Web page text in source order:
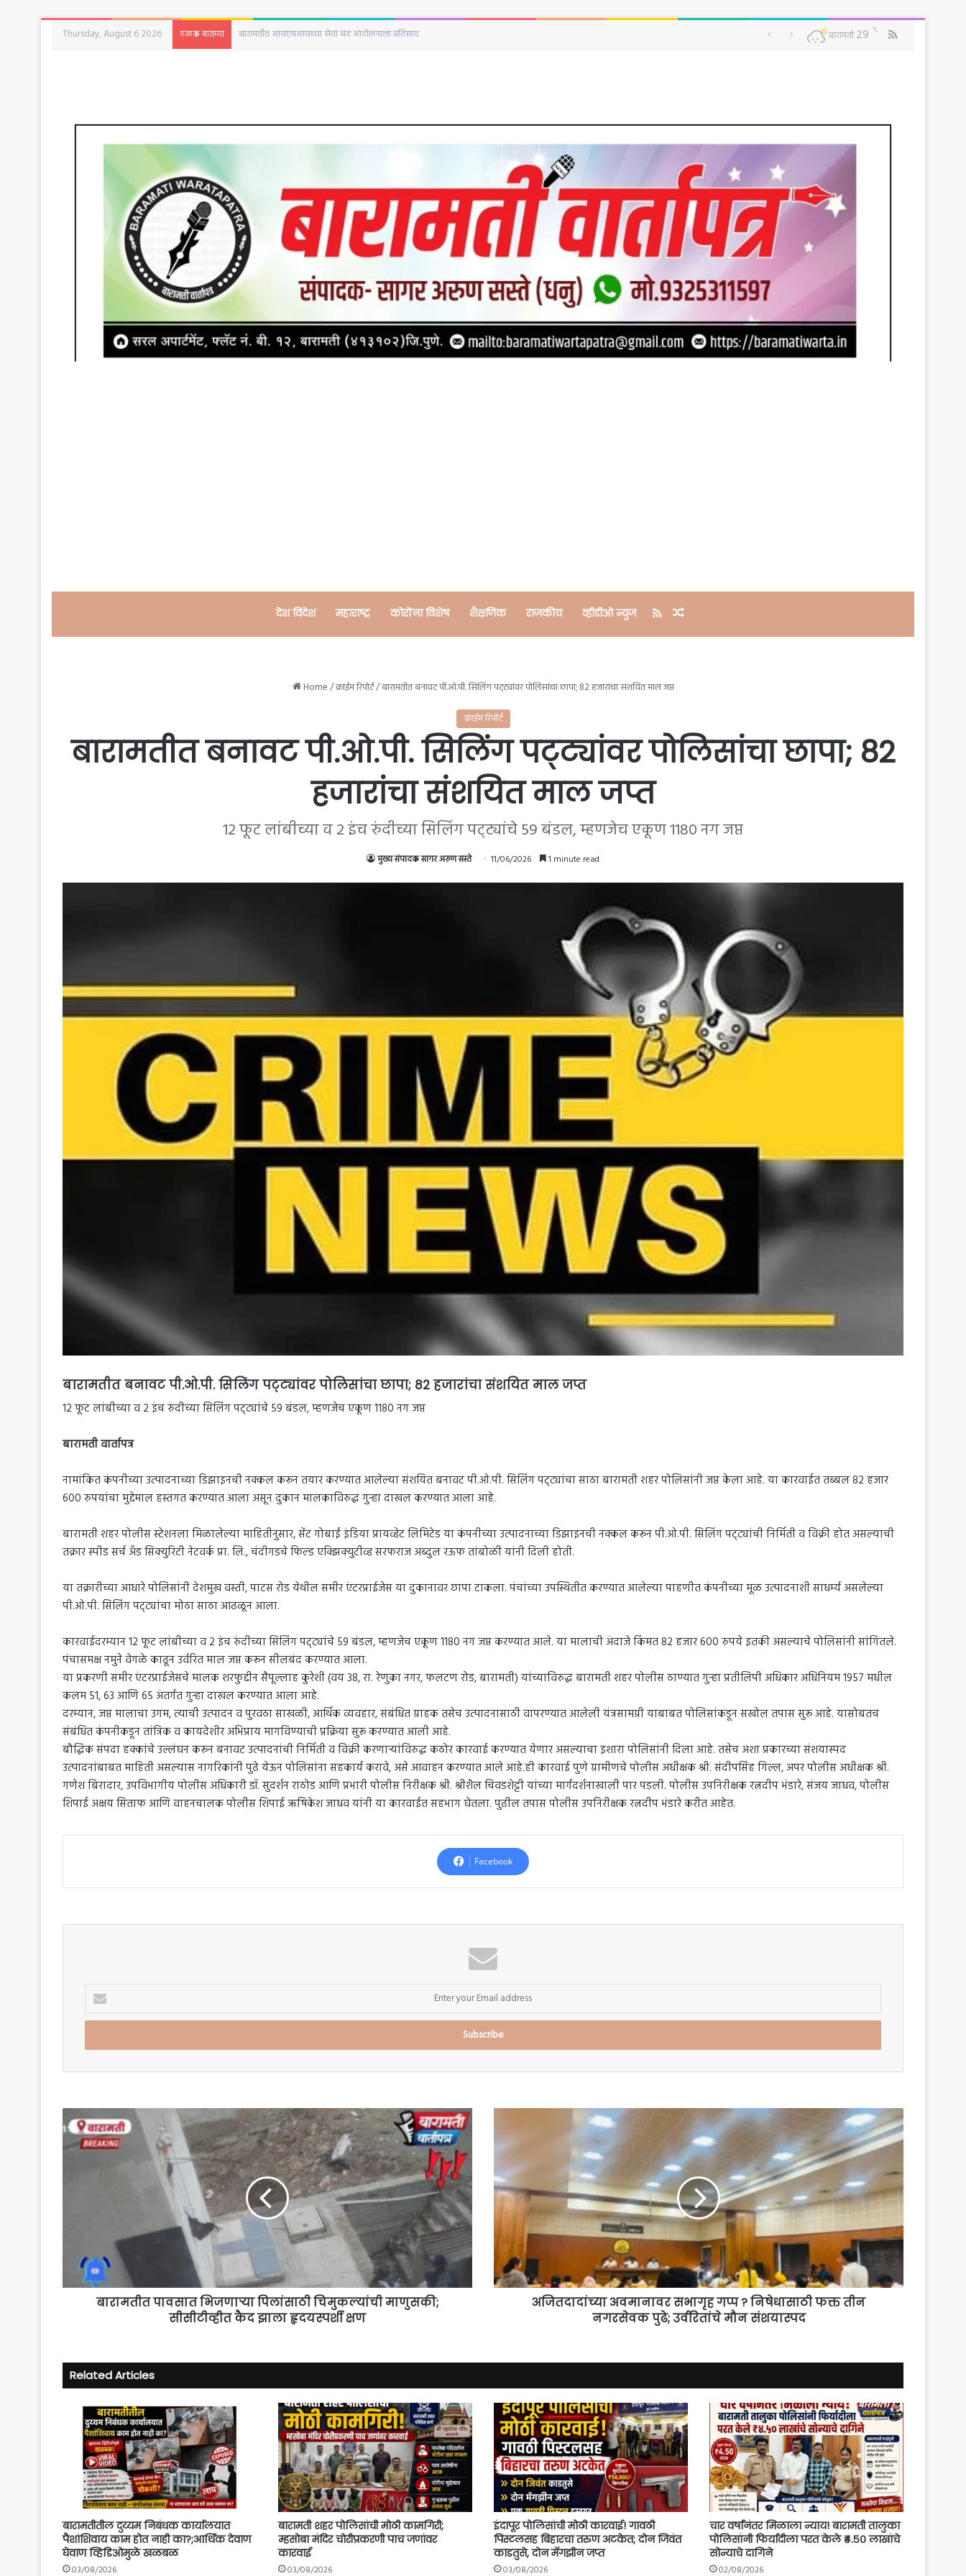
Thursday, August 6 2026 ठळक बातम्या सुनेत्रा पवार वादानंतर बारामतीतील राजकीय वाद अधिक चिघळला; नगराध्यक्षांनी माफी मागावी, काँग्रेसची भूमिका बारामती 29 ℃ RSS
देश विदेश महाराष्ट्र कोरोंना विशेष शैक्षणिक राजकीय व्हीडीओ न्युज RSS Random Article
Home/क्राईम रिपोर्ट/बारामतीत बनावट पी.ओ.पी. सिलिंग पट्ट्यांवर पोलिसांचा छापा; 82 हजारांचा संशयित माल जप्त
क्राईम रिपोर्ट
बारामतीत बनावट पी.ओ.पी. सिलिंग पट्ट्यांवर पोलिसांचा छापा; 82
हजारांचा संशयित माल जप्त
12 फूट लांबीच्या व 2 इंच रुंदीच्या सिलिंग पट्ट्यांचे 59 बंडल, म्हणजेच एकूण 1180 नग जप्त
मुख्य संपादक सागर अरुण सस्ते 11/06/2026 1 minute read
बारामतीत बनावट पी.ओ.पी. सिलिंग पट्ट्यांवर पोलिसांचा छापा; 82 हजारांचा संशयित माल जप्त
12 फूट लांबीच्या व 2 इंच रुंदीच्या सिलिंग पट्ट्यांचे 59 बंडल, म्हणजेच एकूण 1180 नग जप्त
बारामती वार्तापत्र
नामांकित कंपनीच्या उत्पादनाच्या डिझाइनची नक्कल करून तयार करण्यात आलेल्या संशयित बनावट पी.ओ.पी. सिलिंग पट्ट्यांचा साठा बारामती शहर पोलिसांनी जप्त केला आहे. या कारवाईत तब्बल 82 हजार
600 रुपयांचा मुद्देमाल हस्तगत करण्यात आला असून दुकान मालकाविरुद्ध गुन्हा दाखल करण्यात आला आहे.
बारामती शहर पोलीस स्टेशनला मिळालेल्या माहितीनुसार, सेंट गोबाईं इंडिया प्रायव्हेट लिमिटेड या कंपनीच्या उत्पादनाच्या डिझाइनची नक्कल करून पी.ओ.पी. सिलिंग पट्ट्यांची निर्मिती व विक्री होत असल्याची
तक्रार स्पीड सर्च अँड सिक्युरिटी नेटवर्क प्रा. लि., चंदीगडचे फिल्ड एक्झिक्युटीव्ह सरफराज अब्दुल रऊफ तांबोळी यांनी दिली होती.
या तक्रारीच्या आधारे पोलिसांनी देशमुख वस्ती, पाटस रोड येथील समीर एंटरप्राईजेस या दुकानावर छापा टाकला. पंचांच्या उपस्थितीत करण्यात आलेल्या पाहणीत कंपनीच्या मूळ उत्पादनाशी साधर्म्य असलेल्या
पी.ओ.पी. सिलिंग पट्ट्यांचा मोठा साठा आढळून आला.
कारवाईदरम्यान 12 फूट लांबीच्या व 2 इंच रुंदीच्या सिलिंग पट्ट्यांचे 59 बंडल, म्हणजेच एकूण 1180 नग जप्त करण्यात आले. या मालाची अंदाजे किंमत 82 हजार 600 रुपये इतकी असल्याचे पोलिसांनी सांगितले.
पंचासमक्ष नमुने वेगळे काढून उर्वरित माल जप्त करून सीलबंद करण्यात आला.
या प्रकरणी समीर एंटरप्राईजेसचे मालक शरफुद्दीन सैपूल्लाह कुरेशी (वय 38, रा. रेणुका नगर, फलटण रोड, बारामती) यांच्याविरुद्ध बारामती शहर पोलीस ठाण्यात गुन्हा प्रतीलिपी अधिकार अधिनियम 1957 मधील
कलम 51, 63 आणि 65 अंतर्गत गुन्हा दाखल करण्यात आला आहे.
दरम्यान, जप्त मालाचा उगम, त्याची उत्पादन व पुरवठा साखळी, आर्थिक व्यवहार, संबंधित ग्राहक तसेच उत्पादनासाठी वापरण्यात आलेली यंत्रसामग्री याबाबत पोलिसांकडून सखोल तपास सुरू आहे. यासोबतच
संबंधित कंपनीकडून तांत्रिक व कायदेशीर अभिप्राय मागविण्याची प्रक्रिया सुरू करण्यात आली आहे.
बौद्धिक संपदा हक्कांचे उल्लंघन करून बनावट उत्पादनांची निर्मिती व विक्री करणाऱ्यांविरुद्ध कठोर कारवाई करण्यात येणार असल्याचा इशारा पोलिसांनी दिला आहे. तसेच अशा प्रकारच्या संशयास्पद
उत्पादनांबाबत माहिती असल्यास नागरिकांनी पुढे येऊन पोलिसांना सहकार्य करावे, असे आवाहन करण्यात आले आहे.ही कारवाई पुणे ग्रामीणचे पोलीस अधीक्षक श्री. संदीपसिंह गिल्ल, अपर पोलीस अधीक्षक श्री.
गणेश बिरादार, उपविभागीय पोलीस अधिकारी डॉ. सुदर्शन राठोड आणि प्रभारी पोलीस निरीक्षक श्री. श्रीशैल चिवडशेट्टी यांच्या मार्गदर्शनाखाली पार पडली. पोलीस उपनिरीक्षक रत्नदीप भंडारे, संजय जाधव, पोलीस
शिपाई अक्षय सिताफ आणि वाहनचालक पोलीस शिपाई ऋषिकेश जाधव यांनी या कारवाईत सहभाग घेतला. पुढील तपास पोलीस उपनिरीक्षक रत्नदीप भंडारे करीत आहेत.
Facebook
Enter
your
Email
बारामतीत
पावसात
भिजणाऱ्या
बारामतीत पावसात भिजणाऱ्या पिलांसाठी चिमुकल्यांची माणुसकी;
सीसीटीव्हीत कैद झाला हृदयस्पर्शी क्षण
अवमानावर
सभागृह
?
निषेधासाठी
फक्त
तीन
नगरसेवक
पुढे;
उर्वरितांचे
मौन
अजितदादांच्या अवमानावर सभागृह गप्प ? निषेधासाठी फक्त तीन
नगरसेवक पुढे; उर्वरितांचे मौन संशयास्पद
Related Articles
बारामतीतील दुय्यम निबंधक कार्यालयात
पैशांशिवाय काम होत नाही का?;आर्थिक देवाण
घेवाण व्हिडिओमुळे खळबळ
03/08/2026
बारामती शहर पोलिसांची मोठी कामगिरी;
म्हसोबा मंदिर चोरीप्रकरणी पाच जणांवर
कारवाई
03/08/2026
इंदापूर पोलिसांची मोठी कारवाई! गावठी
पिस्टलसह बिहारचा तरुण अटकेत; दोन जिवंत
काडतुसे, दोन मॅगझीन जप्त
03/08/2026
चार वर्षांनंतर मिळाला न्याय! बारामती तालुका
पोलिसांनी फिर्यादीला परत केले ₹४.५० लाखांचे
सोन्याचे दागिने
02/08/2026